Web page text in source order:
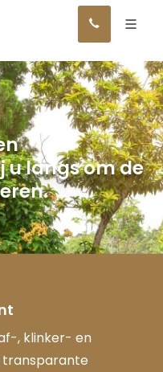
u langs om de
, klinker- en
transparante